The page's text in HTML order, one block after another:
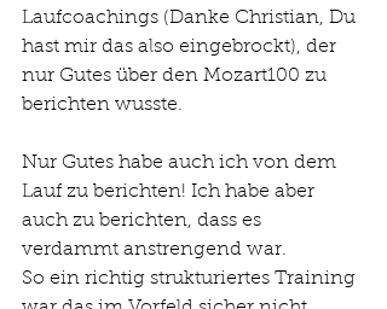
Laufcoachings (Danke Christian, Du
hast mir das also eingebrockt), der
nur Gutes über den Mozart100 zu
berichten wusste.
Nur Gutes habe auch ich von dem
Lauf zu berichten! Ich habe aber
auch zu berichten, dass es
verdammt anstrengend war.
So ein richtig strukturiertes Training